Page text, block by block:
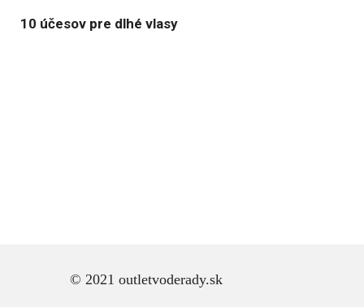
10 účesov pre dlhé vlasy
© 2021 outletvoderady.sk